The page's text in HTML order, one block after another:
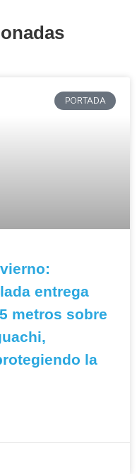
PORTADA
entrega
metros sobre
la